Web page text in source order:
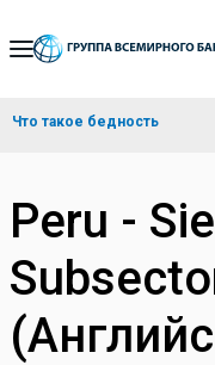
Skip
Navigation
Что такое бедность
Peru -